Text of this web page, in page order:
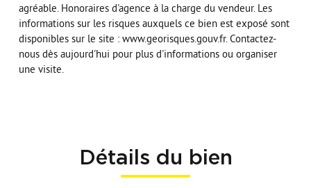
agréable. Honoraires d'agence à la charge du vendeur. Les
informations sur les risques auxquels ce bien est exposé sont
disponibles sur le site : www.georisques.gouv.fr. Contactez-
nous dès aujourd'hui pour plus d'informations ou organiser
une visite.
Détails du bien